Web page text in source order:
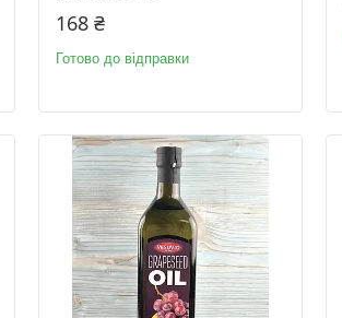
168 ₴
Готово до відправки